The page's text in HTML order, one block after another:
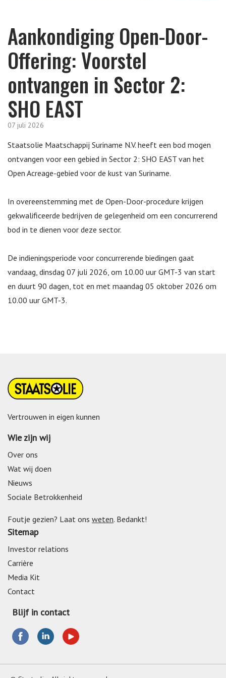
Aankondiging Open-Door-
Offering: Voorstel
ontvangen in Sector 2:
SHO EAST
07 juli 2026
Staatsolie Maatschappij Suriname N.V. heeft een bod mogen
ontvangen voor een gebied in Sector 2: SHO EAST van het
Open Acreage-gebied voor de kust van Suriname.
In overeenstemming met de Open-Door-procedure krijgen
gekwalificeerde bedrijven de gelegenheid om een concurrerend
bod in te dienen voor deze sector.
De indieningsperiode voor concurrerende biedingen gaat
vandaag, dinsdag 07 juli 2026, om 10.00 uur GMT-3 van start
en duurt 90 dagen, tot en met maandag 05 oktober 2026 om
10.00 uur GMT-3.
Vertrouwen in eigen kunnen
Wie zijn wij
Over ons
Wat wij doen
Nieuws
Sociale Betrokkenheid
Foutje gezien? Laat ons weten. Bedankt!
Sitemap
Investor relations
Carrière
Media Kit
Contact
Blijf in contact